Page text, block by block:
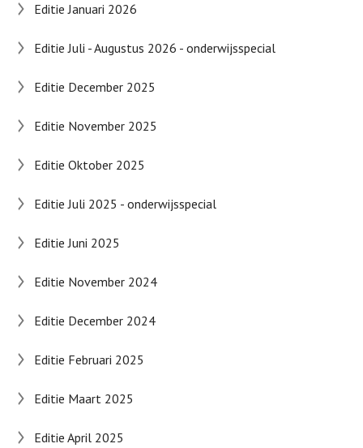
Editie Januari 2026
Editie Juli - Augustus 2026 - onderwijsspecial
Editie December 2025
Editie November 2025
Editie Oktober 2025
Editie Juli 2025 - onderwijsspecial
Editie Juni 2025
Editie November 2024
Editie December 2024
Editie Februari 2025
Editie Maart 2025
Editie April 2025